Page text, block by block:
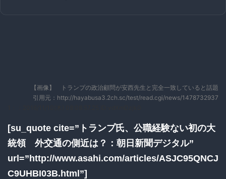
【画像】 トランプの政治顧問が安西先生と完全一致していると話題
引用元：http://hayabusa3.2ch.sc/test/read.cgi/news/1478732937
[su_quote cite=”トランプ氏、公職経験ない初の大
統領 外交通の側近は？：朝日新聞デジタル”
url=”http://www.asahi.com/articles/ASJC95QNCJ
C9UHBI03B.html”]